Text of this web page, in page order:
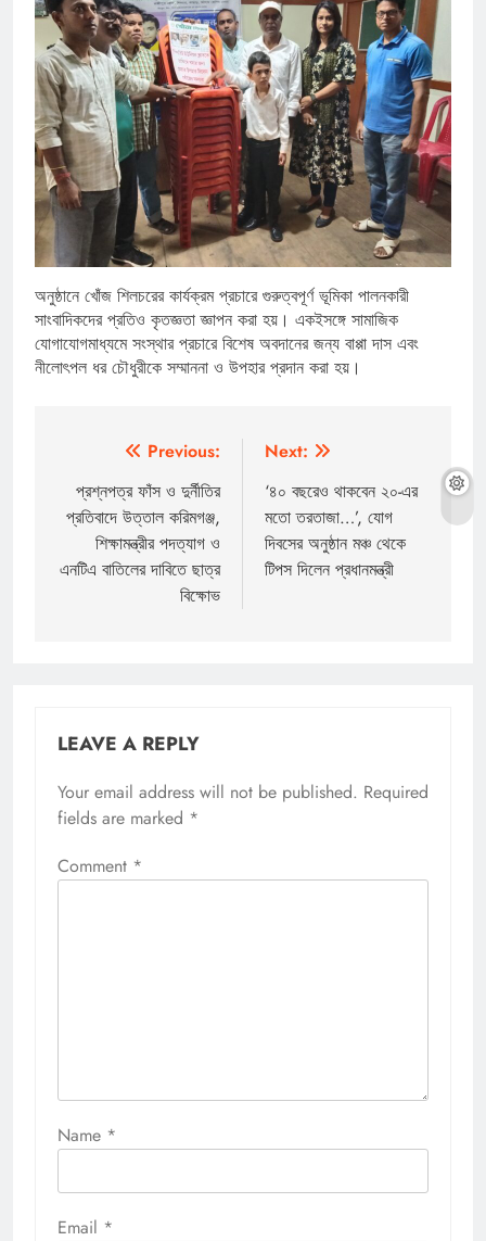
অনুষ্ঠানে খোঁজ শিলচরের কার্যক্রম প্রচারে গুরুত্বপূর্ণ ভূমিকা পালনকারী
সাংবাদিকদের প্রতিও কৃতজ্ঞতা জ্ঞাপন করা হয়। একইসঙ্গে সামাজিক
যোগাযোগমাধ্যমে সংস্থার প্রচারে বিশেষ অবদানের জন্য বাপ্পা দাস এবং
নীলোৎপল ধর চৌধুরীকে সম্মাননা ও উপহার প্রদান করা হয়।
navigation
Previous:
প্রশ্নপত্র ফাঁস ও দুর্নীতির
প্রতিবাদে উত্তাল করিমগঞ্জ,
শিক্ষামন্ত্রীর পদত্যাগ ও
এনটিএ বাতিলের দাবিতে ছাত্র
বিক্ষোভ
Next:
‘৪০ বছরেও থাকবেন ২০-এর
মতো তরতাজা…’, যোগ
দিবসের অনুষ্ঠান মঞ্চ থেকে
টিপস দিলেন প্রধানমন্ত্রী
LEAVE A REPLY
Your email address will not be published. Required
fields are marked *
Comment *
Name *
Email *